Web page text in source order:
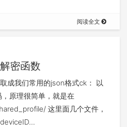
阅读全文
密函数
成我们常用的json格式ck： 以
原理很简单，就是在
这里面几个文件，